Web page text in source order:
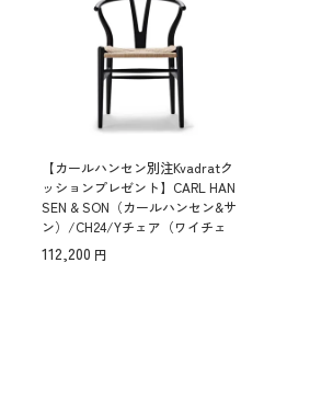
【カールハンセン別注Kvadratク
ッションプレゼント】CARL HAN
SEN & SON（カールハンセン&サ
ン）/CH24/Yチェア（ワイチェ
ア）/ビーチ材/SOFT BLACK/ナ
チュラルペーパーコード
112,200